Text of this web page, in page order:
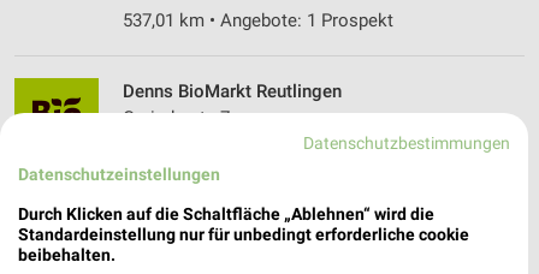
537,01 km • Angebote: 1 Prospekt
Denns BioMarkt Reutlingen
Gminderstr. 7
Heute 07:00 - 20:00 Uhr |
536,96 km • Angebote: 1 Prospekt
Datenschutzbestimmungen
Datenschutzeinstellungen
Durch Klicken auf die Schaltfläche „Ablehnen“ wird die
Standardeinstellung nur für unbedingt erforderliche cookie
beibehalten.